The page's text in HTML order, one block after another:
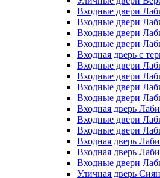
Входные двери
Входные двери
Входные двери
Входные двери
Входная дверь с
Входные двери
Входные двери
Входные двери
Входные двери
Входная дверь
Входные двери
Входные двери
Входная дверь
Входная дверь
Входные двери
Уличная дверь